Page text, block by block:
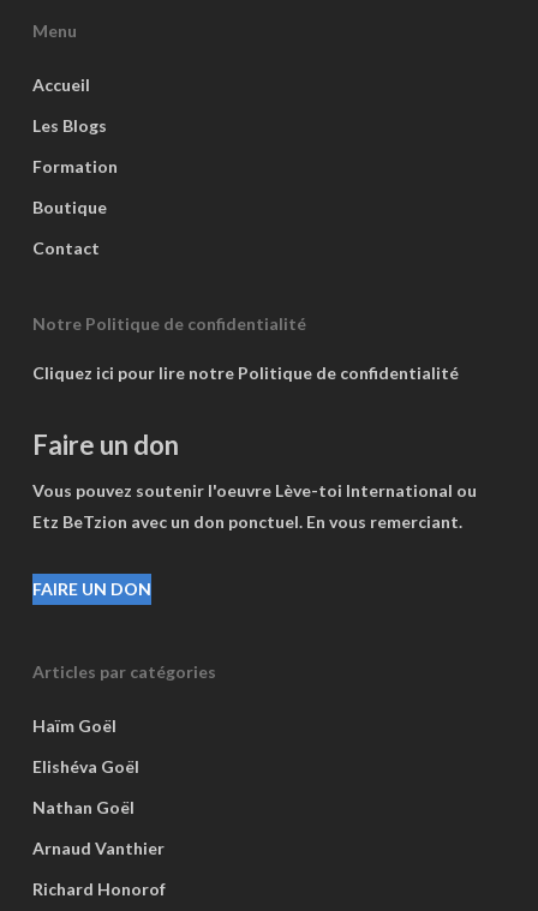
Menu
Accueil
Les Blogs
Formation
Boutique
Contact
Notre Politique de confidentialité
Cliquez ici pour lire notre Politique de confidentialité
Faire un don
Vous pouvez soutenir l'oeuvre Lève-toi International ou
Etz BeTzion avec un don ponctuel. En vous remerciant.
FAIRE UN DON
Articles par catégories
Haïm Goël
Elishéva Goël
Nathan Goël
Arnaud Vanthier
Richard Honorof